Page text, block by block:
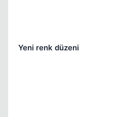
Yeni renk düzeni